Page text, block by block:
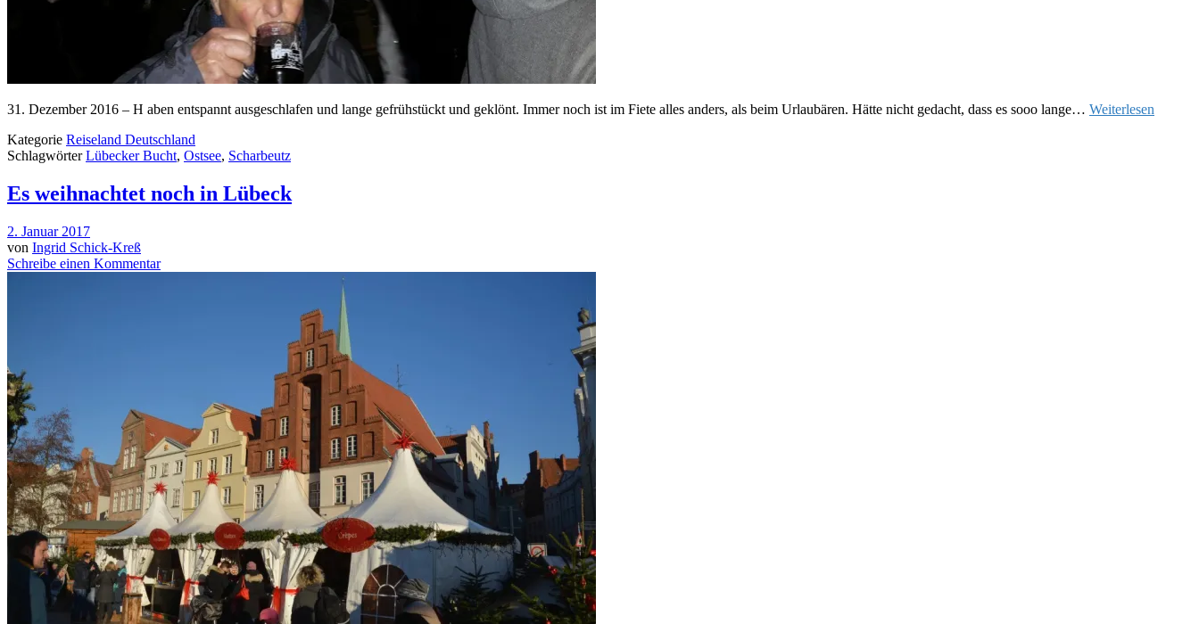
31. Dezember 2016 – H aben entspannt ausgeschlafen und lange gefrühstückt und geklönt. Immer noch ist im Fiete alles anders, als beim Urlaubären. Hätte nicht gedacht, dass es sooo lange… Weiterlesen
Kategorie Reiseland Deutschland
SchlagwörterLübecker Bucht, Ostsee, Scharbeutz
Es weihnachtet noch in Lübeck
2. Januar 2017
von Ingrid Schick-Kreß
Schreibe einen Kommentar